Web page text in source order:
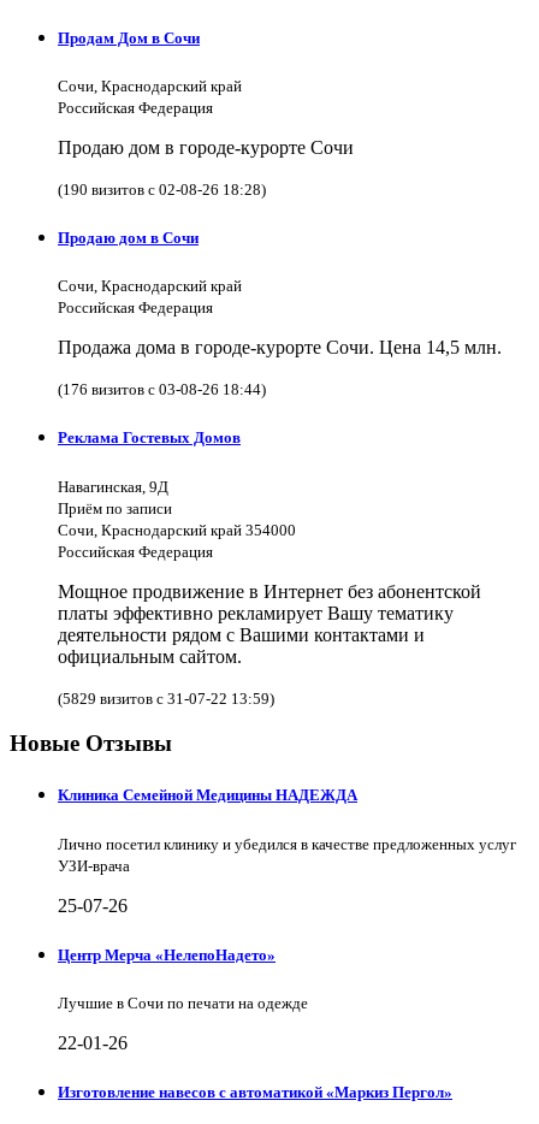
Продам Дом в Сочи
Сочи, Краснодарский край
Российская Федерация
Продаю дом в городе-курорте Сочи
(190 визитов с 02-08-26 18:28)
Продаю дом в Сочи
Сочи, Краснодарский край
Российская Федерация
Продажа дома в городе-курорте Сочи. Цена 14,5 млн.
(176 визитов с 03-08-26 18:44)
Реклама Гостевых Домов
Навагинская, 9Д
Приём по записи
Сочи, Краснодарский край 354000
Российская Федерация
Мощное продвижение в Интернет без абонентской
платы эффективно рекламирует Вашу тематику
деятельности рядом с Вашими контактами и
официальным сайтом.
(5829 визитов с 31-07-22 13:59)
Новые Отзывы
Клиника Семейной Медицины НАДЕЖДА
Лично посетил клинику и убедился в качестве предложенных услуг
УЗИ-врача
25-07-26
Центр Мерча «НелепоНадето»
Лучшие в Сочи по печати на одежде
22-01-26
Изготовление навесов с автоматикой «Маркиз Пергол»